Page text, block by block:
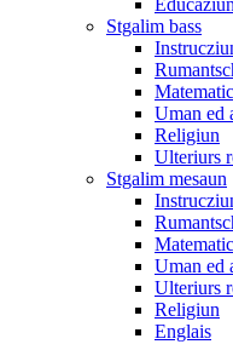
Stgalim bass
Uman ed
Religiun
Ulteriurs
Stgalim mesaun
Uman ed
Ulteriurs
Religiun
Englais